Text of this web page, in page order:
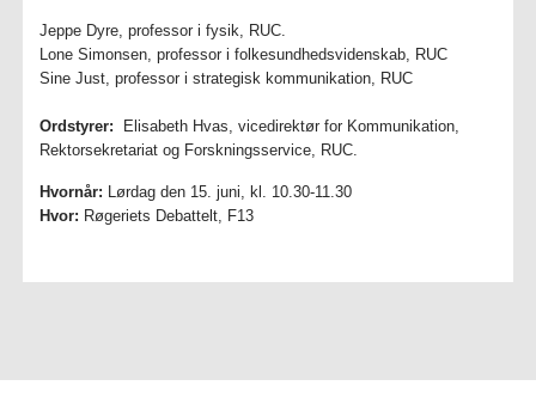
Jeppe Dyre, professor i fysik, RUC.
Lone Simonsen, professor i folkesundhedsvidenskab, RUC
Sine Just, professor i strategisk kommunikation, RUC
Ordstyrer: Elisabeth Hvas, vicedirektør for Kommunikation,
Rektorsekretariat og Forskningsservice, RUC.
Hvornår: Lørdag den 15. juni, kl. 10.30-11.30
Hvor: Røgeriets Debattelt, F13